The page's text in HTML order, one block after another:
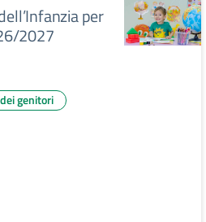
per
2027
genitori